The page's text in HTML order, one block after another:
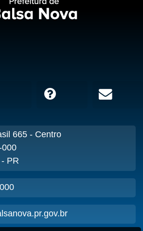
665 - Centro
000
PR